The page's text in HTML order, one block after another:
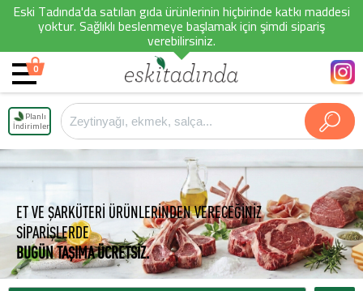
Eski Tadında'da satılan gıda ürünlerinin hiçbirinde katkı maddesi
yoktur. Sağlıklı beslenmeye başlamak için şimdi sipariş
verebilirsiniz.
0
Planlı
İndirimler
ET VE ŞARKÜTERİ ÜRÜNLERİNDEN VERECEĞİNİZ
SİPARİŞLERDE
BUGÜN TAŞIMA ÜCRETSİZ.